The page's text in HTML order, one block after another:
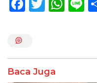
o
Baca Juga